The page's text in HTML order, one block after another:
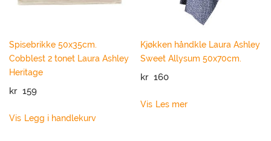
Spisebrikke 50x35cm.
Cobblest 2 tonet Laura Ashley
Heritage
kr 159
Vis Legg i handlekurv
Kjøkken håndkle Laura Ashley
Sweet Allysum 50x70cm.
kr 160
Vis Les mer